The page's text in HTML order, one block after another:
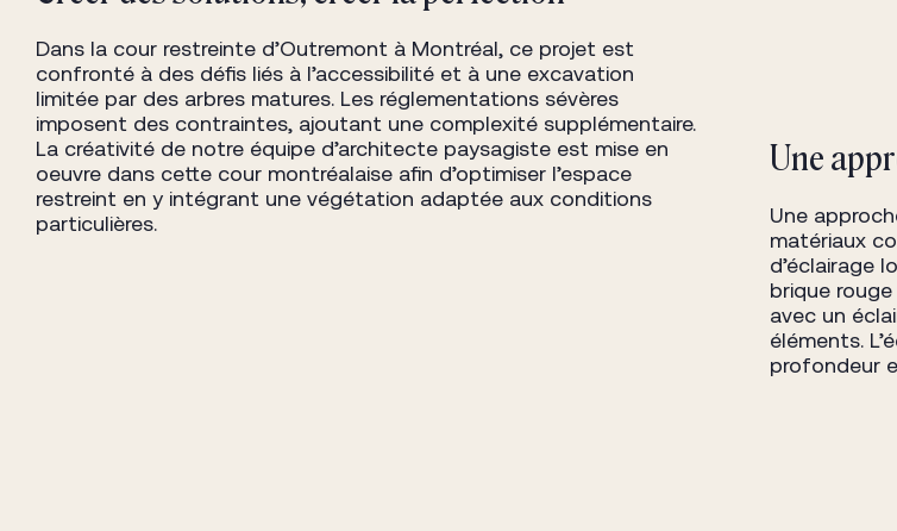
Dans la cour restreinte d’Outremont à Montréal, ce projet est
confronté à des défis liés à l’accessibilité et à une excavation
limitée par des arbres matures. Les réglementations sévères
imposent des contraintes, ajoutant une complexité supplémentaire.
La créativité de notre équipe d’architecte paysagiste est mise en
oeuvre dans cette cour montréalaise afin d’optimiser l’espace
restreint en y intégrant une végétation adaptée aux conditions
particulières.
Une
Une
matériaux
d’éclairage
brique
avec un
éléments.
profondeur